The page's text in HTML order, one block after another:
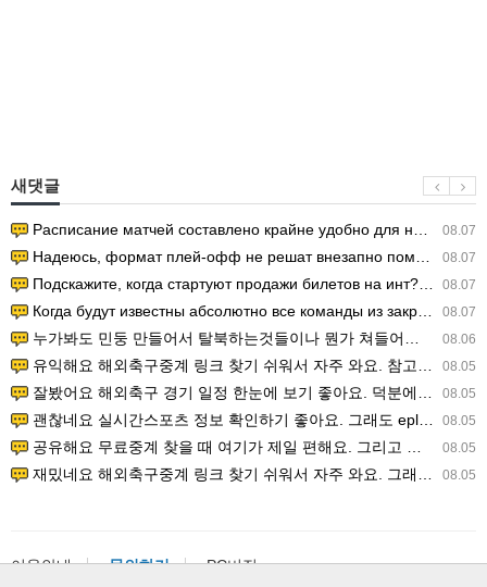
새댓글
08.07
Расписание матчей составлено крайне удобно для нашего часово…
08.07
Надеюсь, формат плей-офф не решат внезапно поменять. https:/…
08.07
Подскажите, когда стартуют продажи билетов на инт? https://g…
08.07
Когда будут известны абсолютно все команды из закрытых квали…
08.06
누가봐도 민둥 만들어서 탈북하는것들이나 뭔가 쳐들어오는 낌새를 미리 알아차리기 위함이지 저걸 전쟁준비라고 하…
08.05
유익해요 해외축구중계 링크 찾기 쉬워서 자주 와요. 참고로 무료스포츠중계 정보 확인할 때 출처 꼭 체크해요.…
08.05
잘봤어요 해외축구 경기 일정 한눈에 보기 좋아요. 덕분에 epl중계 볼 때 공식 중계 채널 먼저 찾아봐요. …
08.05
괜찮네요 실시간스포츠 정보 확인하기 좋아요. 그래도 epl중계 볼 때 공식 중계 채널 먼저 찾아봐요. 북마크…
08.05
공유해요 무료중계 찾을 때 여기가 제일 편해요. 그리고 무료스포츠중계 정보 확인할 때 출처 꼭 체크해요. 앞…
08.05
재밌네요 해외축구중계 링크 찾기 쉬워서 자주 와요. 그래서 해외축구중계도 정식 서비스로 봐야 안전해요. 다음…
이용안내 문의하기 PC버전